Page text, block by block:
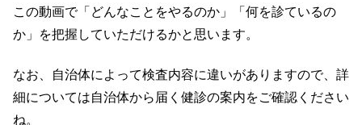
この動画で「どんなことをやるのか」「何を診ているの
か」
を把握していただけるかと思います。
なお、自治体によって検査内容に違いがありますので、詳
細については自治体から届く健診の案内をご確認ください
ね。